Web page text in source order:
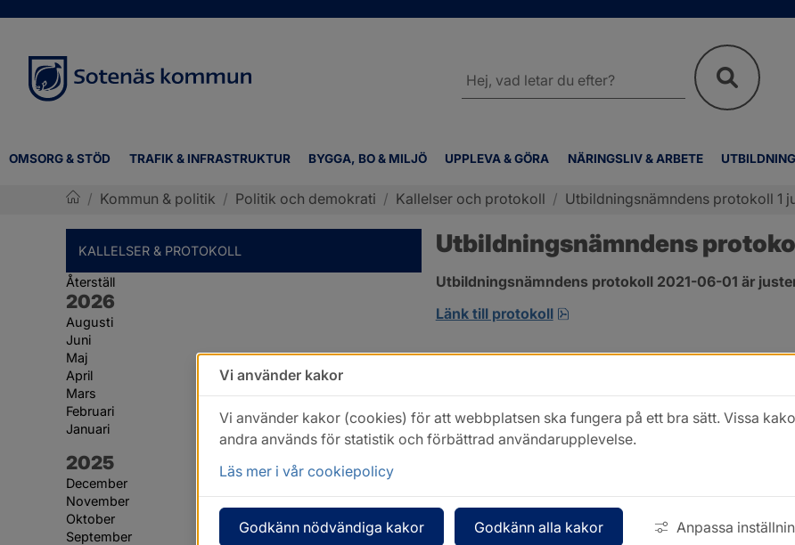
OMSORG & STÖD TRAFIK & INFRASTRUKTUR BYGGA, BO & MILJÖ UPPLEVA & GÖRA NÄRINGSLIV & ARBETE
webbplatsen
/ Kommun & politik / Politik och demokrati / Kallelser och protokoll / Utbildningsnämndens protokoll 1
KALLELSER & PROTOKOLL
Återställ
År:
2026
Augusti
Juni
Maj
April
Mars
Februari
Januari
År:
2025
December
November
Oktober
September
Utbildningsnämndens
Utbildningsnämndens protokoll 2021-06-01 är
Länk till protokoll
pdf, 1.3 MB, öppnas i nytt fönster.
Vi använder kakor
Vi använder kakor (cookies) för att webbplatsen ska fungera på ett bra sätt. Vissa
andra används för statistik och förbättrad användarupplevelse.
Läs mer i vår cookiepolicy
Godkänn nödvändiga kakor Godkänn alla kakor Anpassa